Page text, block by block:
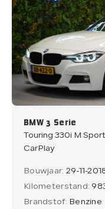
BMW 3 Serie
Touring 330i M
CarPlay
Bouwjaar: 29-11-
Kilometerstand:
Brandstof: Benzine